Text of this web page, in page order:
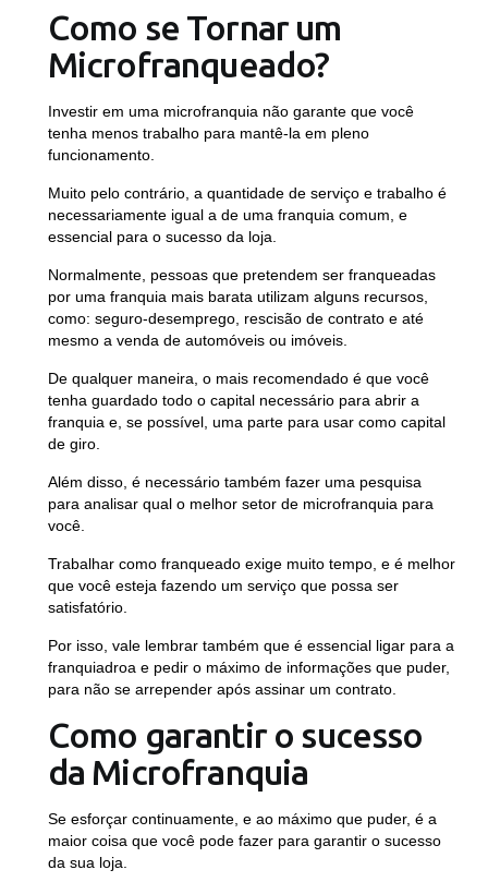
Como se Tornar um
Microfranqueado?
Investir em uma microfranquia não garante que você
tenha menos trabalho para mantê-la em pleno
funcionamento.
Muito pelo contrário, a quantidade de serviço e trabalho é
necessariamente igual a de uma franquia comum , e
essencial para o sucesso da loja.
Normalmente, pessoas que pretendem ser franqueadas
por uma franquia mais barata utilizam alguns recursos,
como: seguro-desemprego, rescisão de contrato e até
mesmo a venda de automóveis ou imóveis.
De qualquer maneira, o mais recomendado é que você
tenha guardado todo o capital necessário para abrir a
franquia e, se possível, uma parte para usar como capital
de giro.
Além disso, é necessário também fazer uma pesquisa
para analisar qual o melhor setor de microfranquia para
você.
Trabalhar como franqueado exige muito tempo, e é melhor
que você esteja fazendo um serviço que possa ser
satisfatório.
Por isso, vale lembrar também que é essencial ligar para a
franquiadroa e pedir o máximo de informações que puder,
para não se arrepender após assinar um contrato.
Como garantir o sucesso
da Microfranquia
Se esforçar continuamente, e ao máximo que puder, é a
maior coisa que você pode fazer para garantir o sucesso
da sua loja.